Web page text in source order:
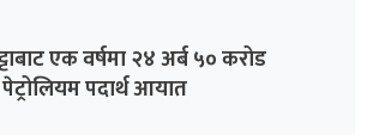
एक वर्षमा २४ अर्ब ५० करोड
पदार्थ आयात